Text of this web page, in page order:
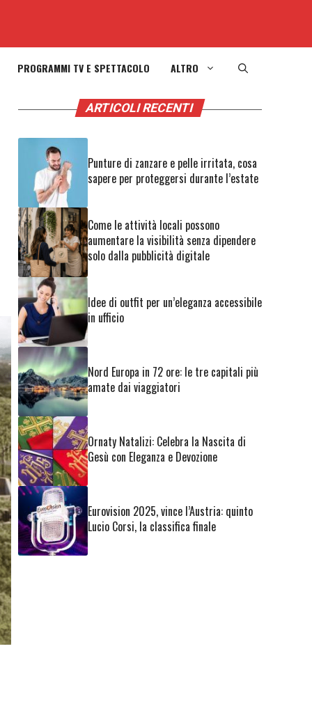
PROGRAMMI TV E SPETTACOLO ALTRO
ARTICOLI RECENTI
Punture di zanzare e pelle irritata, cosa
sapere per proteggersi durante l’estate
Come le attività locali possono
aumentare la visibilità senza dipendere
solo dalla pubblicità digitale
Idee di outfit per un’eleganza accessibile
in ufficio
Nord Europa in 72 ore: le tre capitali più
amate dai viaggiatori
Ornaty Natalizi: Celebra la Nascita di
Gesù con Eleganza e Devozione
Eurovision 2025, vince l’Austria: quinto
Lucio Corsi, la classifica finale